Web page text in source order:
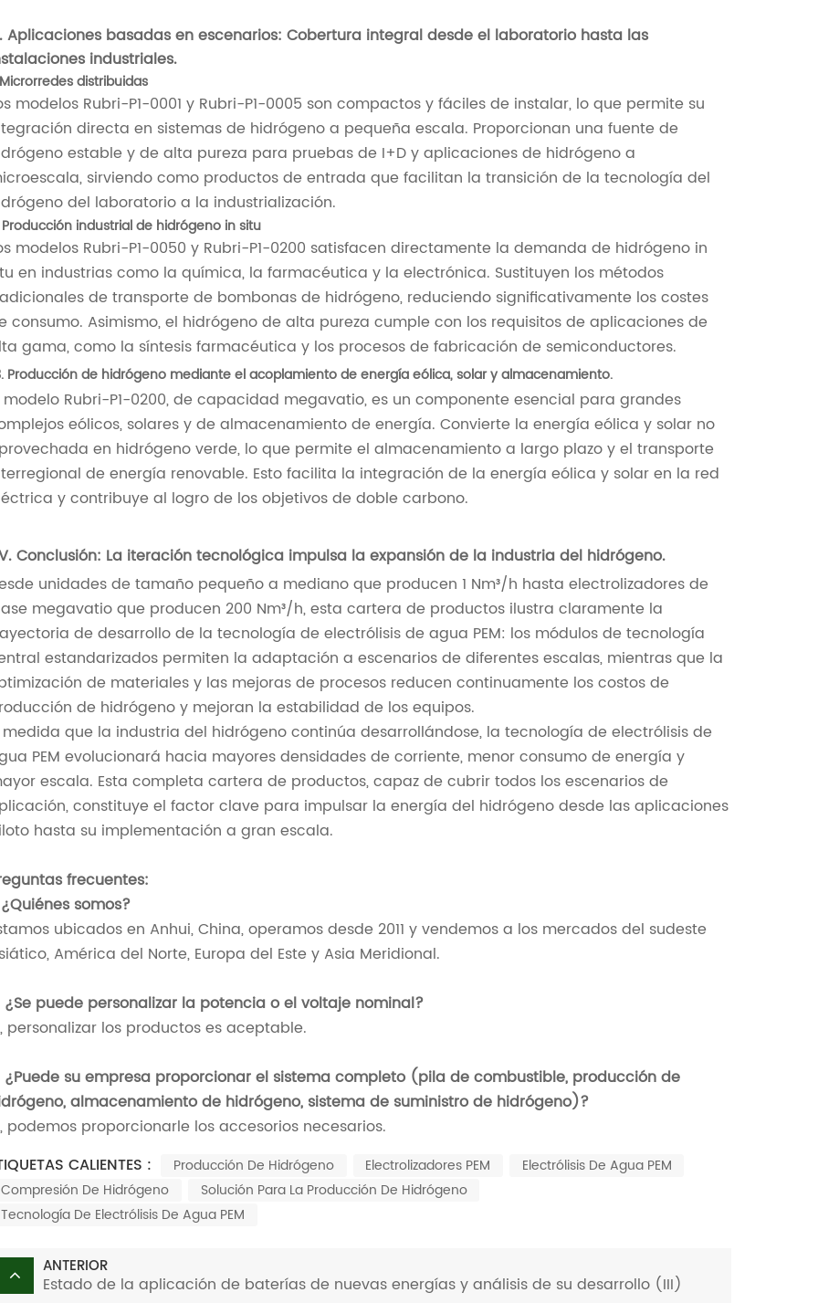
Aplicaciones basadas en escenarios: Cobertura integral desde el laboratorio hasta las
industriales.
distribuidas
modelos Rubri-P1-0001 y Rubri-P1-0005 son compactos y fáciles de instalar, lo que permite su
directa en sistemas de hidrógeno a pequeña escala. Proporcionan una fuente de
estable y de alta pureza para pruebas de I+D y aplicaciones de hidrógeno a
sirviendo como productos de entrada que facilitan la transición de la tecnología del
del laboratorio a la industrialización.
industrial de hidrógeno in situ
modelos Rubri-P1-0050 y Rubri-P1-0200 satisfacen directamente la demanda de hidrógeno in
en industrias como la química, la farmacéutica y la electrónica. Sustituyen los métodos
de transporte de bombonas de hidrógeno, reduciendo significativamente los costes
consumo. Asimismo, el hidrógeno de alta pureza cumple con los requisitos de aplicaciones de
gama, como la síntesis farmacéutica y los procesos de fabricación de semiconductores.
Producción de hidrógeno mediante el acoplamiento de energía eólica, solar y almacenamiento.
modelo Rubri-P1-0200, de capacidad megavatio, es un componente esencial para grandes
eólicos, solares y de almacenamiento de energía. Convierte la energía eólica y solar no
en hidrógeno verde, lo que permite el almacenamiento a largo plazo y el transporte
de energía renovable. Esto facilita la integración de la energía eólica y solar en la red
y contribuye al logro de los objetivos de doble carbono.
Conclusión: La iteración tecnológica impulsa la expansión de la industria del hidrógeno.
unidades de tamaño pequeño a mediano que producen 1 Nm³/h hasta electrolizadores de
megavatio que producen 200 Nm³/h, esta cartera de productos ilustra claramente la
de desarrollo de la tecnología de electrólisis de agua PEM: los módulos de tecnología
estandarizados permiten la adaptación a escenarios de diferentes escalas, mientras que la
de materiales y las mejoras de procesos reducen continuamente los costos de
de hidrógeno y mejoran la estabilidad de los equipos.
que la industria del hidrógeno continúa desarrollándose, la tecnología de electrólisis de
PEM evolucionará hacia mayores densidades de corriente, menor consumo de energía y
escala. Esta completa cartera de productos, capaz de cubrir todos los escenarios de
constituye el factor clave para impulsar la energía del hidrógeno desde las aplicaciones
hasta su implementación a gran escala.
frecuentes:
¿Quiénes somos?
ubicados en Anhui, China, operamos desde 2011 y vendemos a los mercados del sudeste
América del Norte, Europa del Este y Asia Meridional.
¿Se puede personalizar la potencia o el voltaje nominal?
personalizar los productos es aceptable.
¿Puede su empresa proporcionar el sistema completo (pila de combustible, producción de
almacenamiento de hidrógeno, sistema de suministro de hidrógeno)?
podemos proporcionarle los accesorios necesarios.
CALIENTES :
Producción De Hidrógeno Electrolizadores PEM
Electrólisis De Agua PEM
Compresión De Hidrógeno
Solución Para La Producción De Hidrógeno
Tecnología De Electrólisis De Agua PEM
ANTERIOR
Estado de la aplicación de baterías de nuevas energías y análisis de su desarrollo (III)